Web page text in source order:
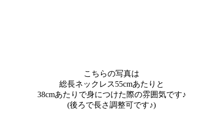
こちらの写真は
総長ネックレス55cmあたりと
38cmあたりで身につけた際の雰囲気です♪
(後ろで長さ調整可です♪)